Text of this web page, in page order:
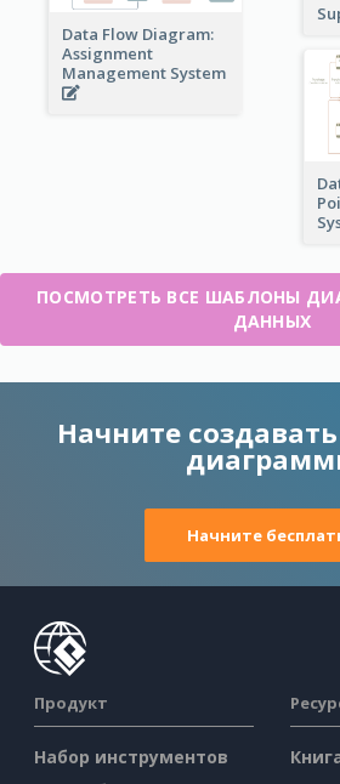
Data Flow Diagram:
Assignment
Management System
ПОСМОТРЕТЬ ВСЕ ШАБЛОНЫ
ДАННЫХ
Начните
Начните
Продукт
Набор инструментов